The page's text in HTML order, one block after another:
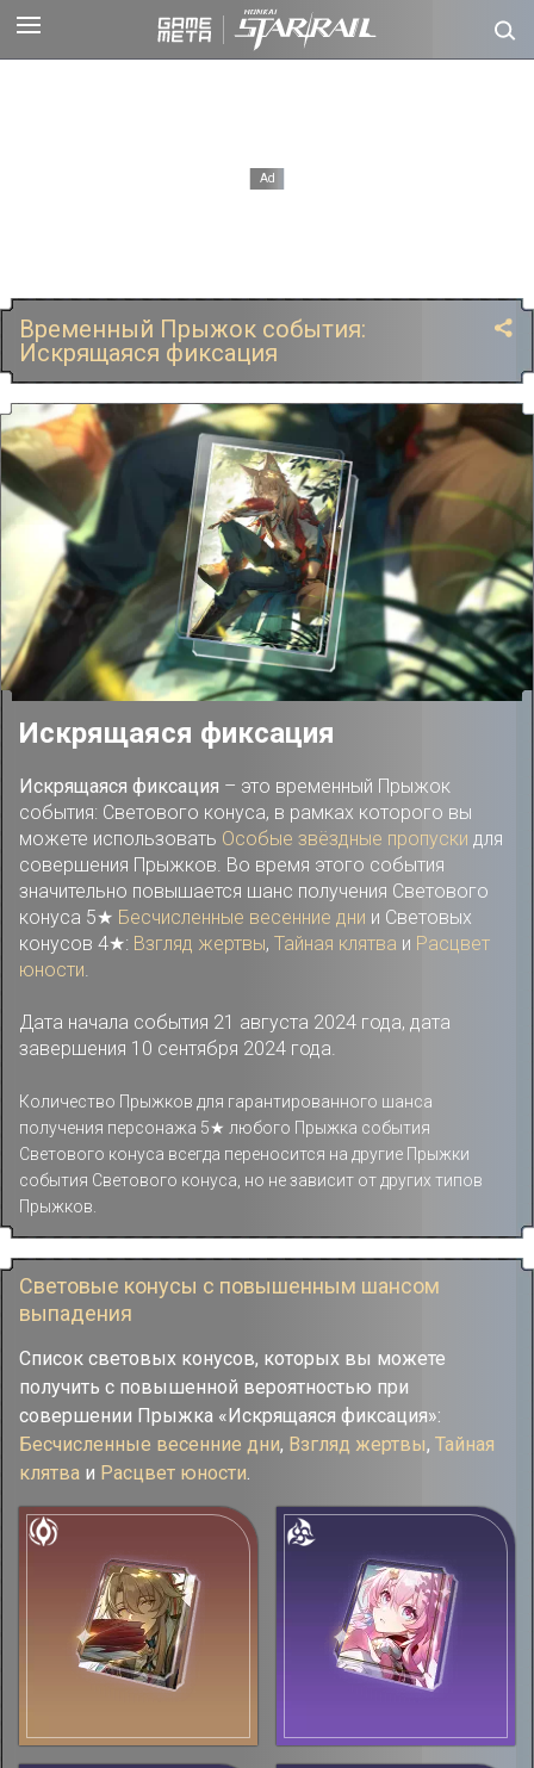
Временный Прыжок события:
Искрящаяся фиксация
Искрящаяся фиксация
Искрящаяся фиксация – это временный Прыжок
события: Светового конуса, в рамках которого вы
можете использовать Особые звёздные пропуски для
совершения Прыжков. Во время этого события
значительно повышается шанс получения Светового
конуса 5★ Бесчисленные весенние дни и Световых
конусов 4★: Взгляд жертвы, Тайная клятва и Расцвет
юности.
Дата начала события 21 августа 2024 года, дата
завершения 10 сентября 2024 года.
Количество Прыжков для гарантированного шанса
получения персонажа 5★ любого Прыжка события
Светового конуса всегда переносится на другие Прыжки
события Светового конуса, но не зависит от других типов
Прыжков.
Световые конусы с повышенным шансом
выпадения
Список световых конусов, которых вы можете
получить с повышенной вероятностью при
совершении Прыжка «Искрящаяся фиксация»:
Бесчисленные весенние дни, Взгляд жертвы, Тайная
клятва и Расцвет юности.